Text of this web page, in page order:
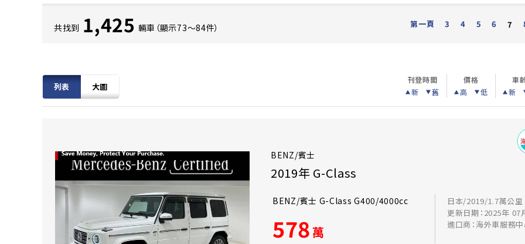
共找到 1,425 輛車（顯示73〜84件） 第一頁 3 4 5 6 7
列表 大圖
刊登時間
新
舊
價格
高
低
車
新
BENZ/賓士
2019年 G-Class
BENZ/賓士 G-Class G400/4000cc
578萬
日本/2019/1.7萬公里
更新日期：2025年 07
進口商：海外車服務